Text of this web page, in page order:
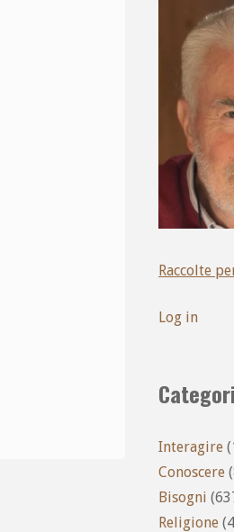
Raccolte
Log in
Interagire
Conoscere
Bisogni
Religione